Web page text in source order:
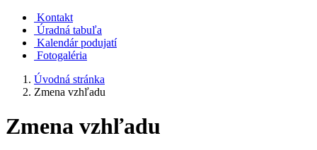
Kontakt
Úradná tabuľa
Kalendár podujatí
Fotogaléria
Úvodná stránka
Zmena vzhľadu
Zmena vzhľadu